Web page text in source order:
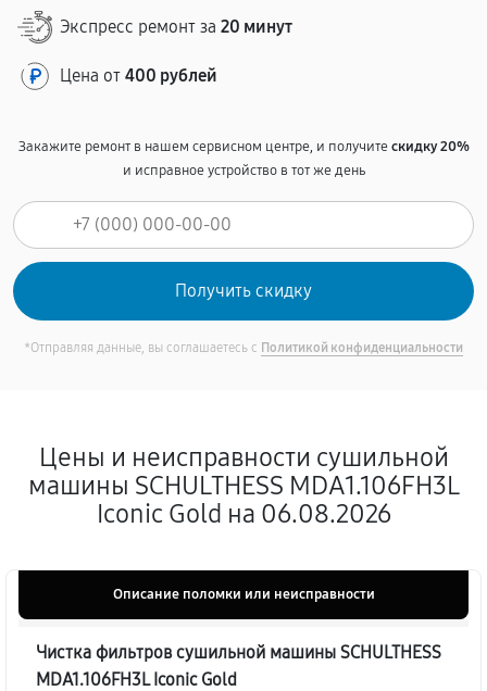
Экспресс ремонт за 20 минут
Цена от 400 рублей
Закажите ремонт в нашем сервисном центре, и получитескидку 20%
и исправное устройство в тот же день
*Отправляя данные, вы соглашаетесь с Политикой конфиденциальности
Цены и неисправности сушильной
машины SCHULTHESS MDA1.106FH3L
Iconic Gold на 06.08.2026
Описание поломки или неисправности
Чистка фильтров сушильной машины SCHULTHESS
MDA1.106FH3L Iconic Gold